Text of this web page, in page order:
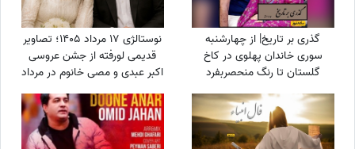
گذری بر تاریخ| از چهارشنبه
سوری خاندان پهلوی در کاخ
گلستان تا رنگ منحصربفرد
گیشا، 60 سال پیش
نوستالژی 17 مرداد 1405؛ تصاویر
قدیمی لورفته از جشن عروسی
اکبر عبدی و مصی خانوم در مرداد